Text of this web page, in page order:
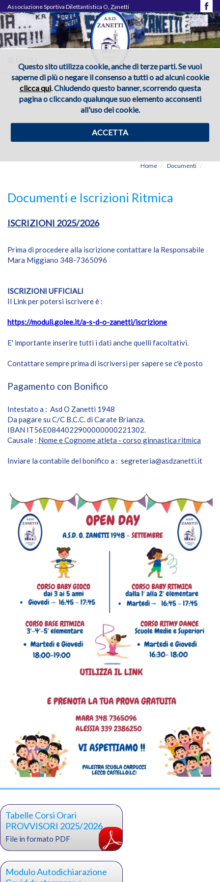
Questo sito utilizza cookie, anche di terze parti. Se vuoi
saperne di più o negare il consenso a tutti o ad alcuni cookie
clicca qui. Chiudendo questo banner, scorrendo questa
pagina o cliccando qualunque suo elemento acconsenti
all'uso dei cookie.
ACCETTA
Associazione Sportiva Dilettantistica O. Zanetti
Home Documenti
Documenti e Iscrizioni Ritmica
ISCRIZIONI 2025/2026
Prima di procedere alla iscrizione contattare la Responsabile
Mara Miggiano 348-7365096
ISCRIZIONI UFFICIALI
Il Link per potersi iscrivere è :
https://moduli.golee.it/a-s-d-o-zanetti/iscrizione
E' importante inserire tutti i dati anche quelli facoltativi.
Contattare sempre prima di iscriversi per sapere se c'è posto
Pagamento con Bonifico
Intestato a : Asd O Zanetti 1948
Da pagare su C/C B.C.C. di Carate Brianza.
IBAN IT56E0844022900000000221302.
Causale : Nome e Cognome atleta - corso ginnastica ritmica
Inviare la contabile del bonifico a : segreteria@asdzanetti.it
Tabelle Corsi Orari
PROVVISORI 2025/2026
File in formato PDF
Modulo Autodichiarazione